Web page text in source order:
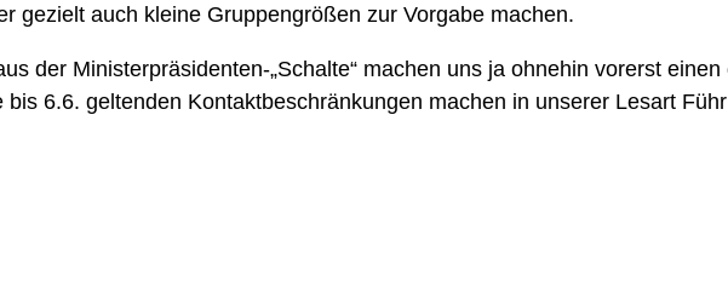
gezielt auch kleine Gruppengrößen zur Vorgabe machen.
der Ministerpräsidenten-„Schalte“ machen uns ja ohnehin vorerst
6.6. geltenden Kontaktbeschränkungen machen in unserer Lesart